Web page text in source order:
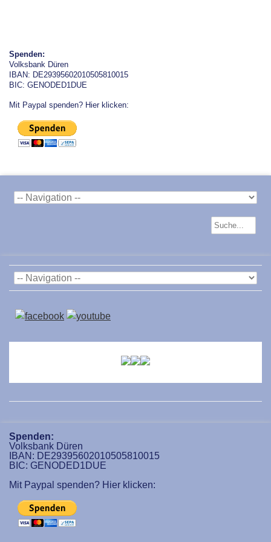
Spenden:
Volksbank Düren
IBAN: DE29395602010505810015
BIC: GENODED1DUE
Mit Paypal spenden? Hier klicken:
Spenden:
Volksbank Düren
IBAN: DE29395602010505810015
BIC: GENODED1DUE
Mit Paypal spenden? Hier klicken: